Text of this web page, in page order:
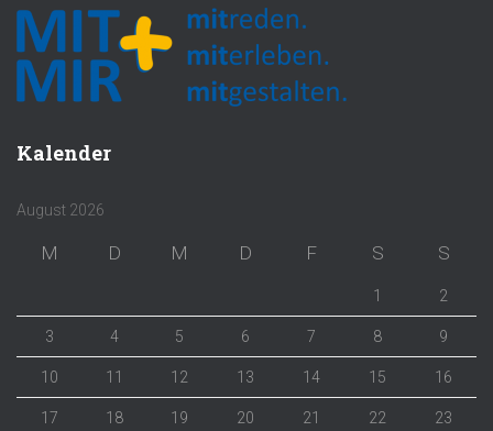
Kalender
August 2026
M D M D F S S
1 2
3 4 5 6 7 8 9
10 11 12 13 14 15 16
17 18 19 20 21 22 23